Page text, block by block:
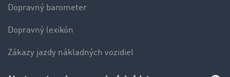
Dopravný barometer
Dopravný lexikón
Zákazy jazdy nákladných vozidiel